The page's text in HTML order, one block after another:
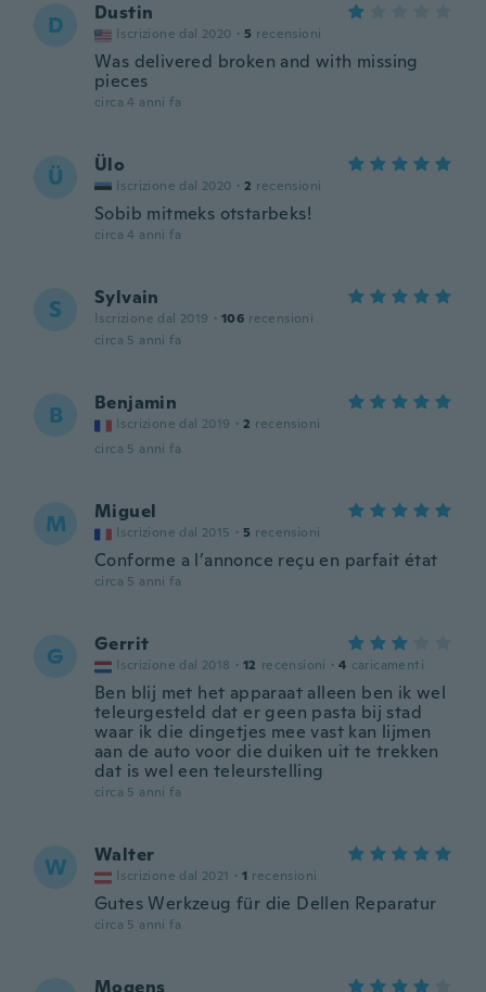
D Dustin
Iscrizione dal 2020 · 5 recensioni
Was delivered broken and with missing
pieces
circa 4 anni fa
Ü Ülo
Iscrizione dal 2020 · 2 recensioni
Sobib mitmeks otstarbeks!
circa 4 anni fa
S Sylvain
Iscrizione dal 2019 · 106 recensioni
circa 5 anni fa
B Benjamin
Iscrizione dal 2019 · 2 recensioni
circa 5 anni fa
M Miguel
Iscrizione dal 2015 · 5 recensioni
Conforme a l’annonce reçu en parfait état
circa 5 anni fa
G Gerrit
Iscrizione dal 2018 · 12 recensioni · 4 caricamenti
Ben blij met het apparaat alleen ben ik wel
teleurgesteld dat er geen pasta bij stad
waar ik die dingetjes mee vast kan lijmen
aan de auto voor die duiken uit te trekken
dat is wel een teleurstelling
circa 5 anni fa
W Walter
Iscrizione dal 2021 · 1 recensioni
Gutes Werkzeug für die Dellen Reparatur
circa 5 anni fa
Mogens